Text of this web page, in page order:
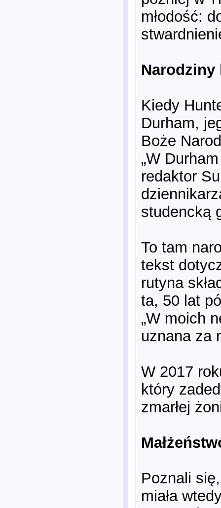
młodość:
Narodziny
Kiedy
Durham,
Boże
„W
redaktor
studencką
To tam
tekst
rutyna
ta, 50 lat
„W moich
uznana za
W 2017
który
zmarłej
Poznali
miała